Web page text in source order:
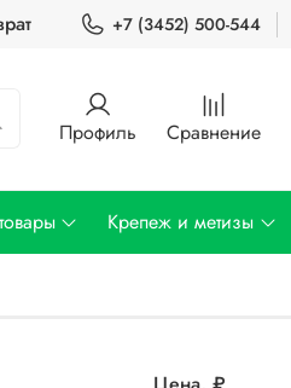
+7 (3452) 500-544
Профиль Сравнение
Крепеж и метизы